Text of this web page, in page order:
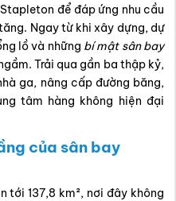
để đáp ứng nhu cầu
Ngay từ khi xây dựng, dự
lồ và những bí mật sân bay
Trải qua gần ba thập kỷ,
ga, nâng cấp đường băng,
tâm hàng không hiện đại
của sân bay
tới 137,8 km², nơi đây không